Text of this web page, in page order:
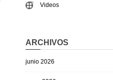
Videos
ARCHIVOS
junio 2026